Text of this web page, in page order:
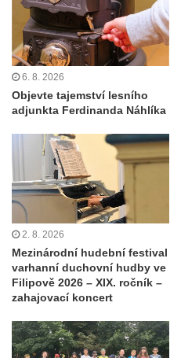
6. 8. 2026
Objevte tajemství lesního
adjunkta Ferdinanda Náhlíka
2. 8. 2026
Mezinárodní hudební festival
varhanní duchovní hudby ve
Filipově 2026 – XIX. ročník –
zahajovací koncert